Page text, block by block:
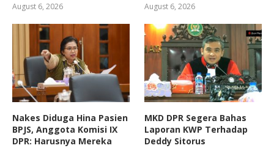
August 6, 2026 August 6, 2026
Nakes Diduga Hina Pasien
BPJS, Anggota Komisi IX
DPR: Harusnya Mereka
MKD DPR Segera Bahas
Laporan KWP Terhadap
Deddy Sitorus